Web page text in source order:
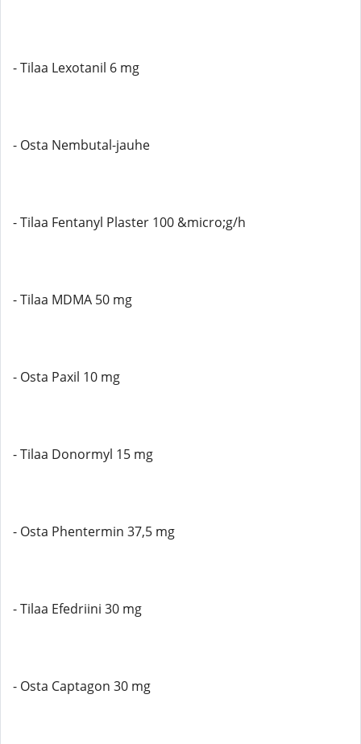
- Tilaa Lexotanil 6 mg
- Osta Nembutal-jauhe
- Tilaa Fentanyl Plaster 100 &micro;g/h
- Tilaa MDMA 50 mg
- Osta Paxil 10 mg
- Tilaa Donormyl 15 mg
- Osta Phentermin 37,5 mg
- Tilaa Efedriini 30 mg
- Osta Captagon 30 mg